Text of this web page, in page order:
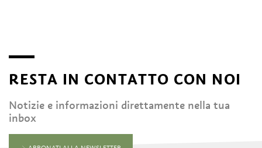
RESTA IN CONTATTO CON NOI
Notizie e informazioni direttamente nella tua
inbox